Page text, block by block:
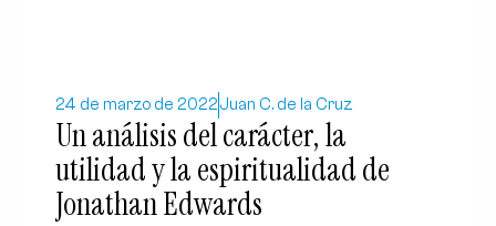
24 de marzo de 2022Juan C. de la Cruz
Un análisis del carácter, la
utilidad y la espiritualidad de
Jonathan Edwards